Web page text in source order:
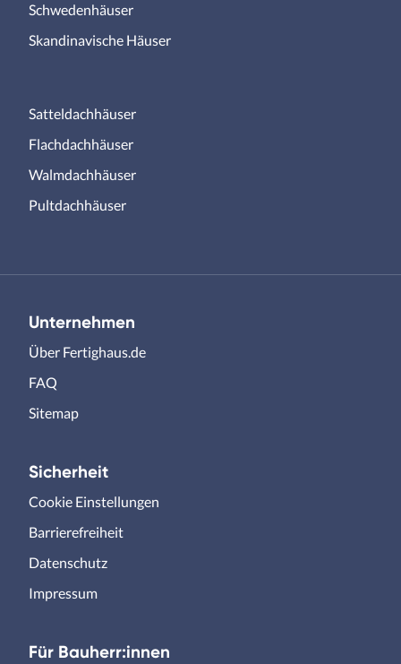
Schwedenhäuser
Skandinavische Häuser
Satteldachhäuser
Flachdachhäuser
Walmdachhäuser
Pultdachhäuser
Unternehmen
Über Fertighaus.de
FAQ
Sitemap
Sicherheit
Cookie Einstellungen
Barrierefreiheit
Datenschutz
Impressum
Für Bauherr:innen